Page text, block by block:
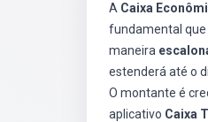
A Caixa
fundamental que
maneira
estenderá até o
O montante é
aplicativo Caixa